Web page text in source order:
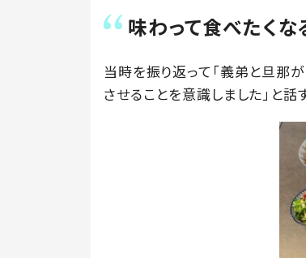
味わって食べたくな
当時を振り返って「義弟と旦那
させることを意識しました」と